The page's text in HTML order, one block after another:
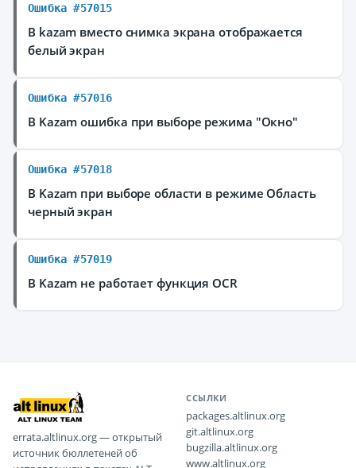
Ошибка #57015
В kazam вместо снимка экрана отображается
белый экран
Ошибка #57016
В Kazam ошибка при выборе режима "Окно"
Ошибка #57018
В Kazam при выборе области в режиме Область
черный экран
Ошибка #57019
В Kazam не работает функция OCR
errata.altlinux.org — открытый
источник бюллетеней об
ССЫЛКИ
packages.altlinux.org
git.altlinux.org
bugzilla.altlinux.org
www.altlinux.org